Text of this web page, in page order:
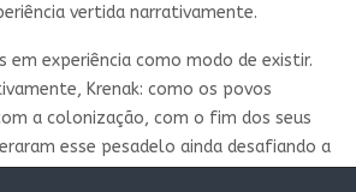
vertida narrativamente.
em experiência como modo de existir.
Krenak: como os povos
a colonização, com o fim dos seus
esse pesadelo ainda desafiando a